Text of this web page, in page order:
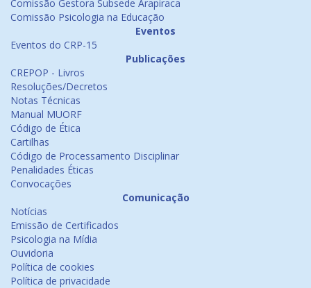
Comissão Gestora Subsede Arapiraca
Comissão Psicologia na Educação
Eventos
Eventos do CRP-15
Publicações
CREPOP - Livros
Resoluções/Decretos
Notas Técnicas
Manual MUORF
Código de Ética
Cartilhas
Código de Processamento Disciplinar
Penalidades Éticas
Convocações
Comunicação
Notícias
Emissão de Certificados
Psicologia na Mídia
Ouvidoria
Política de cookies
Política de privacidade